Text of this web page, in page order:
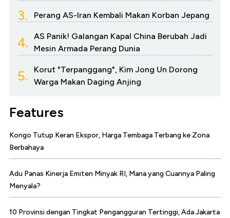
3. Perang AS-Iran Kembali Makan Korban Jepang
4.
AS Panik! Galangan Kapal China Berubah Jadi
Mesin Armada Perang Dunia
5.
Korut "Terpanggang", Kim Jong Un Dorong
Warga Makan Daging Anjing
Features
Kongo Tutup Keran Ekspor, Harga Tembaga Terbang ke Zona
Berbahaya
Adu Panas Kinerja Emiten Minyak RI, Mana yang Cuannya Paling
Menyala?
10 Provinsi dengan Tingkat Pengangguran Tertinggi, Ada Jakarta